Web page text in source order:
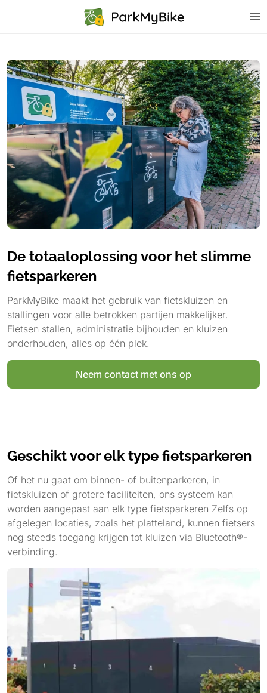
De totaaloplossing voor het slimme
fietsparkeren
ParkMyBike maakt het gebruik van fietskluizen en
stallingen voor alle betrokken partijen makkelijker.
Fietsen stallen, administratie bijhouden en kluizen
onderhouden, alles op één plek.
Neem contact met ons op
Geschikt voor elk type fietsparkeren
Of het nu gaat om binnen- of buitenparkeren, in
fietskluizen of grotere faciliteiten, ons systeem kan
worden aangepast aan elk type fietsparkeren Zelfs op
afgelegen locaties, zoals het platteland, kunnen fietsers
nog steeds toegang krijgen tot kluizen via Bluetooth®-
verbinding.